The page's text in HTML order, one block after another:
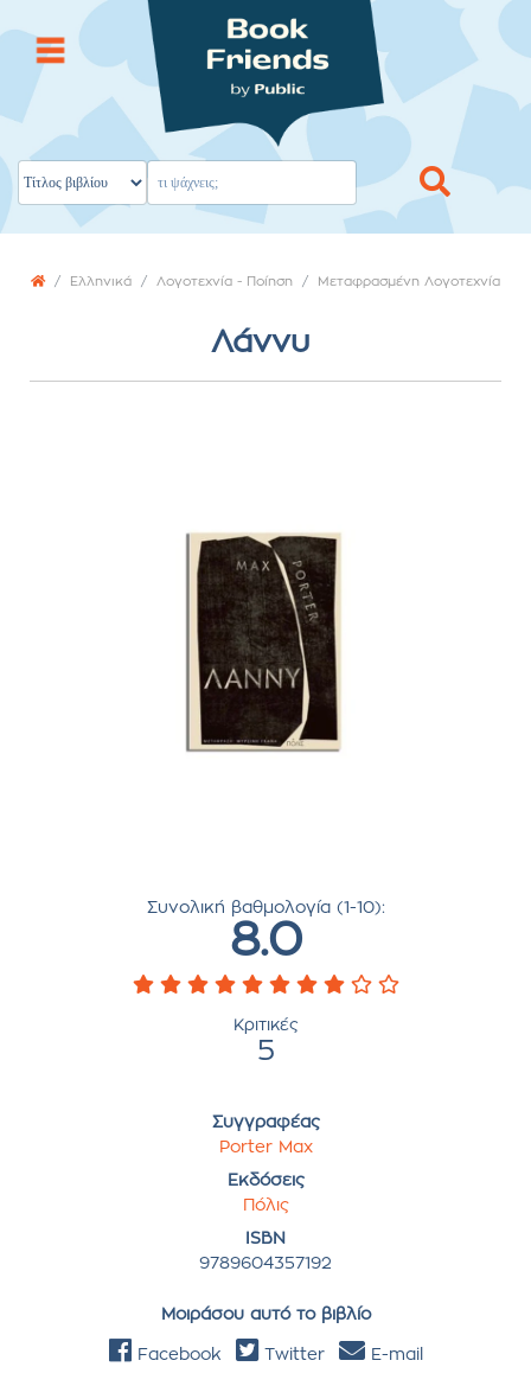
Ελληνικά Λογοτεχνία - Ποίηση Μεταφρασμένη Λογοτεχνία
Λάννυ
Συνολική βαθμολογία (1-10):
8.0
Κριτικές
5
Συγγραφέας
Porter Max
Εκδόσεις
Πόλις
ISBN
9789604357192
Μοιράσου αυτό το βιβλίο
Facebook Twitter E-mail